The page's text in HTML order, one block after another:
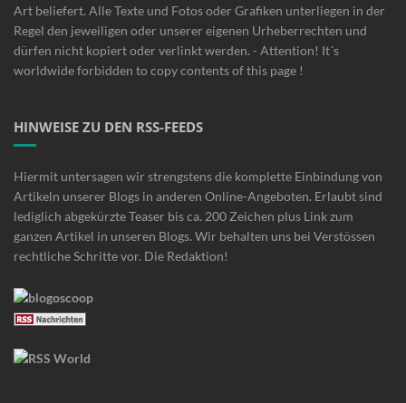
Art beliefert. Alle Texte und Fotos oder Grafiken unterliegen in der
Regel den jeweiligen oder unserer eigenen Urheberrechten und
dürfen nicht kopiert oder verlinkt werden. - Attention! It´s
worldwide forbidden to copy contents of this page !
HINWEISE ZU DEN RSS-FEEDS
Hiermit untersagen wir strengstens die komplette Einbindung von
Artikeln unserer Blogs in anderen Online-Angeboten. Erlaubt sind
lediglich abgekürzte Teaser bis ca. 200 Zeichen plus Link zum
ganzen Artikel in unseren Blogs. Wir behalten uns bei Verstössen
rechtliche Schritte vor. Die Redaktion!